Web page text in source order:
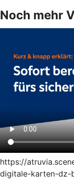
Noch mehr
https://
digitale-karten-dz-